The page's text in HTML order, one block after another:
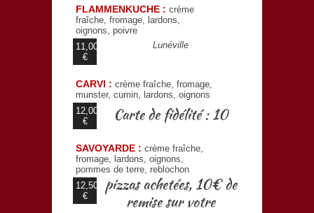
FLAMMENKUCHE : crème
fraîche, fromage, lardons,
oignons, poivre
11,00
€
CARVI : crème fraîche, fromage,
munster, cumin, lardons, oignons
12,00
€
SAVOYARDE : crème fraîche,
fromage, lardons, oignons,
pommes de terre, reblochon
12,50
€
Lunéville
Carte de fidélité : 10
pizzas achetées, 10€ de
remise sur votre